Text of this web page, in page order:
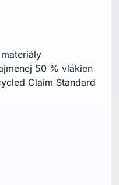
50 % vlákien
Claim Standard